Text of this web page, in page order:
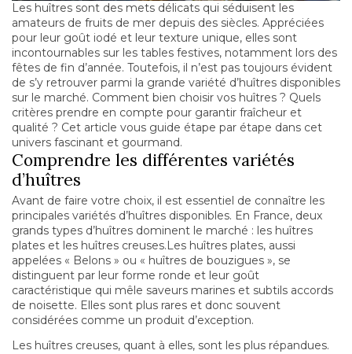
Les huîtres sont des mets délicats qui séduisent les
amateurs de fruits de mer depuis des siècles. Appréciées
pour leur goût iodé et leur texture unique, elles sont
incontournables sur les tables festives, notamment lors des
fêtes de fin d’année. Toutefois, il n’est pas toujours évident
de s’y retrouver parmi la grande variété d’huîtres disponibles
sur le marché. Comment bien choisir vos huîtres ? Quels
critères prendre en compte pour garantir fraîcheur et
qualité ? Cet article vous guide étape par étape dans cet
univers fascinant et gourmand.
Comprendre les différentes variétés
d’huîtres
Avant de faire votre choix, il est essentiel de connaître les
principales variétés d’huîtres disponibles. En France, deux
grands types d’huîtres dominent le marché : les huîtres
plates et les huîtres creuses.Les huîtres plates, aussi
appelées « Belons » ou « huîtres de bouzigues », se
distinguent par leur forme ronde et leur goût
caractéristique qui mêle saveurs marines et subtils accords
de noisette. Elles sont plus rares et donc souvent
considérées comme un produit d’exception.
Les huîtres creuses, quant à elles, sont les plus répandues.